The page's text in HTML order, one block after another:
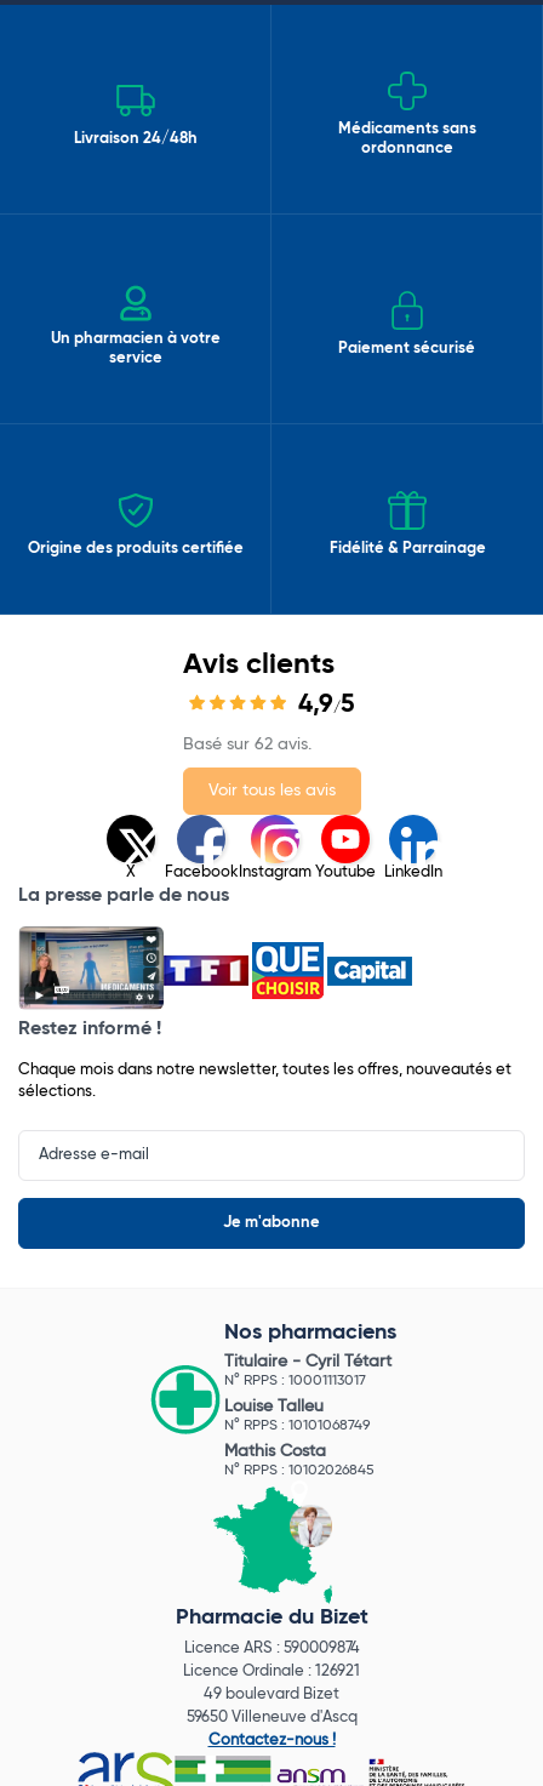
Livraison 24/48h
Médicaments sans
ordonnance
Un pharmacien à votre
service
Paiement sécurisé
Origine des produits certifiée Fidélité & Parrainage
Avis clients
4,9/5
Basé sur 62 avis.
Voir tous les avis
X Facebook Instagram Youtube LinkedIn
La presse parle de nous
Restez informé !
Chaque mois dans notre newsletter, toutes les offres, nouveautés et
sélections.
Input
Newsletter
Nos pharmaciens
Titulaire - Cyril Tétart
N° RPPS : 10001113017
Louise Talleu
N° RPPS : 10101068749
Mathis Costa
N° RPPS : 10102026845
Pharmacie du Bizet
Licence ARS : 590009874
Licence Ordinale : 126921
49 boulevard Bizet
59650 Villeneuve d'Ascq
Contactez-nous !